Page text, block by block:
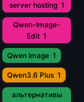
server hosting 1
Qwen-Image-
Edit 1
Qwen Image 1
Qwen3.6 Plus 1
альтернативы